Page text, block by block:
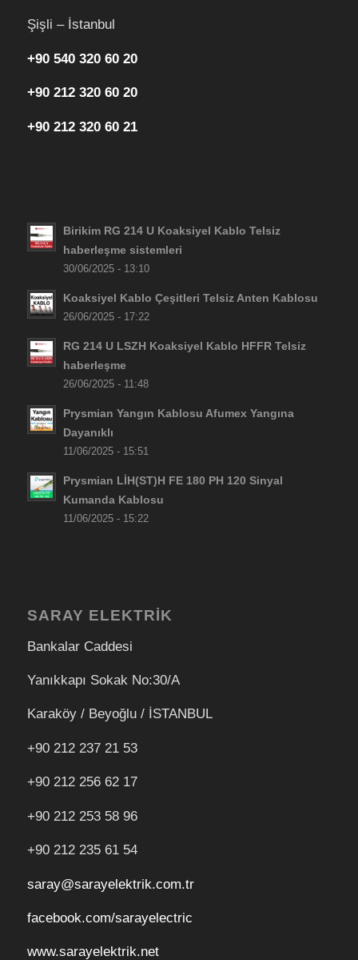
Şişli – İstanbul
+90 540 320 60 20
+90 212 320 60 20
+90 212 320 60 21
Birikim RG 214 U Koaksiyel Kablo Telsiz
haberleşme sistemleri
30/06/2025 - 13:10
Koaksiyel Kablo Çeşitleri Telsiz Anten Kablosu
26/06/2025 - 17:22
RG 214 U LSZH Koaksiyel Kablo HFFR Telsiz
haberleşme
26/06/2025 - 11:48
Prysmian Yangın Kablosu Afumex Yangına
Dayanıklı
11/06/2025 - 15:51
Prysmian LİH(ST)H FE 180 PH 120 Sinyal
Kumanda Kablosu
11/06/2025 - 15:22
SARAY ELEKTRİK
Bankalar Caddesi
Yanıkkapı Sokak No:30/A
Karaköy / Beyoğlu / İSTANBUL
+90 212 237 21 53
+90 212 256 62 17
+90 212 253 58 96
+90 212 235 61 54
saray@sarayelektrik.com.tr
facebook.com/sarayelectric
www.sarayelektrik.net